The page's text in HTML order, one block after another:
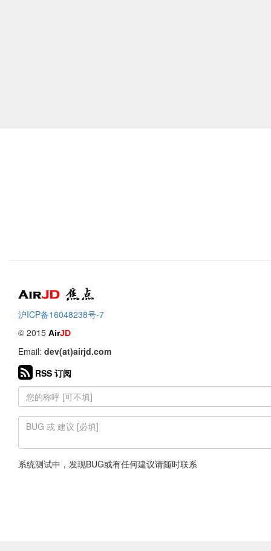
Air焦点
沪ICP备16048238号-7
© 2015 AirJD
Email: dev(at)airjd.com
RSS 订阅
系统测试中，发现BUG或有任何建议请随时联系